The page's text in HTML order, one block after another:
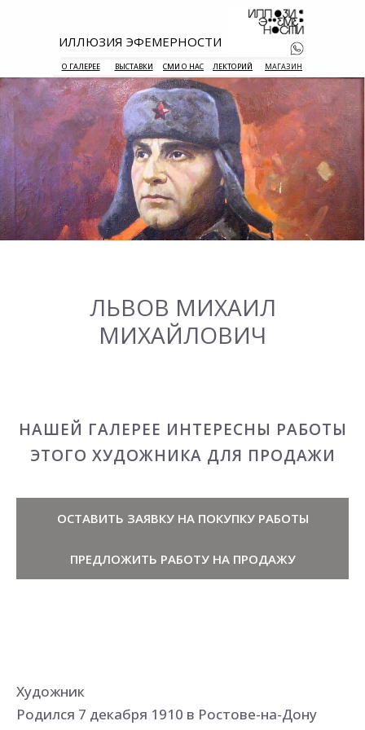
МАГАЗИН
ЛЕКТОРИЙ
СМИ О НАС
ВЫСТАВКИ
О ГАЛЕРЕЕ
ИЛЛЮЗИЯ ЭФЕМЕРНОСТИ
+7 938 177
ЛЬВОВ МИХАИЛ
МИХАЙЛОВИЧ
НАШЕЙ ГАЛЕРЕЕ ИНТЕРЕСНЫ РАБОТЫ
ЭТОГО ХУДОЖНИКА ДЛЯ ПРОДАЖИ
ОСТАВИТЬ ЗАЯВКУ НА ПОКУПКУ РАБОТЫ
ПРЕДЛОЖИТЬ РАБОТУ НА ПРОДАЖУ
Художник
Родился 7 декабря 1910 в Ростове-на-Дону